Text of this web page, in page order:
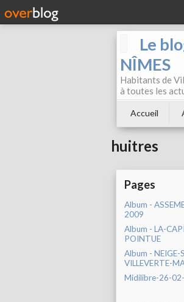
Le
NÎMES
Habitants de
à toutes les
Accueil
huitres
Pages
Album -
2009
Album - LA-
POINTUE
Album - NEIGE-
VILLEVERTE-
Midilibre-26-